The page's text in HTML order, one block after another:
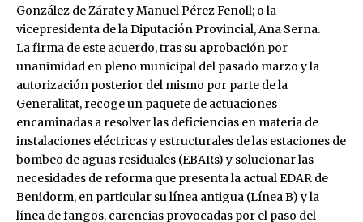
González de Zárate y Manuel Pérez Fenoll; o la
vicepresidenta de la Diputación Provincial, Ana Serna.
La firma de este acuerdo, tras su aprobación por
unanimidad en pleno municipal del pasado marzo y la
autorización posterior del mismo por parte de la
Generalitat, recoge un paquete de actuaciones
encaminadas a resolver las deficiencias en materia de
instalaciones eléctricas y estructurales de las estaciones de
bombeo de aguas residuales (EBARs) y solucionar las
necesidades de reforma que presenta la actual EDAR de
Benidorm, en particular su línea antigua (Línea B) y la
línea de fangos, carencias provocadas por el paso del